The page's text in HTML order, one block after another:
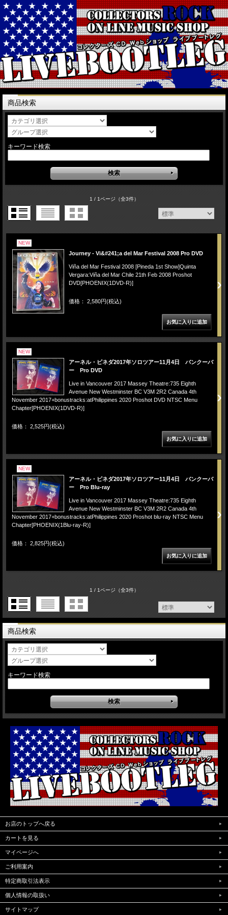
商品検索
キーワード検索
1 / 1ページ（全3件）
NEW
Journey - Vi&#241;a del Mar Festival 2008 Pro DVD
Viña del Mar Festival 2008 [Pineda 1st Show]Quinta
Vergara:Viña del Mar Chile 21th Feb 2008 Proshot
DVD[PHOENIX(1DVD-R)]
価格： 2,580円(税込)
NEW
アーネル・ピネダ2017年ソロツアー11月4日 バンクーバ
ー Pro DVD
Live in Vancouver 2017 Massey Theatre:735 Eighth
Avenue New Westminster BC V3M 2R2 Canada 4th
November 2017+bonustracks:atPhilippines 2020 Proshot DVD NTSC Menu
Chapter[PHOENIX(1DVD-R)]
価格： 2,525円(税込)
NEW
アーネル・ピネダ2017年ソロツアー11月4日 バンクーバ
ー Pro Blu-ray
Live in Vancouver 2017 Massey Theatre:735 Eighth
Avenue New Westminster BC V3M 2R2 Canada 4th
November 2017+bonustracks:atPhilippines 2020 Proshot blu-ray NTSC Menu
Chapter[PHOENIX(1Blu-ray-R)]
価格： 2,825円(税込)
1 / 1ページ（全3件）
商品検索
キーワード検索
お店のトップへ戻る
カートを見る
マイページへ
ご利用案内
特定商取引法表示
個人情報の取扱い
サイトマップ